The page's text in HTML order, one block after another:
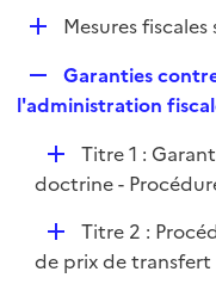
p
e
D
p
l
i
e
r
Mesures
e
l
i
e
r
Garanties
l'administration
D
é
i
Titre 1 :
doctrine -
D
é
Titre 2 :
de prix de transfert